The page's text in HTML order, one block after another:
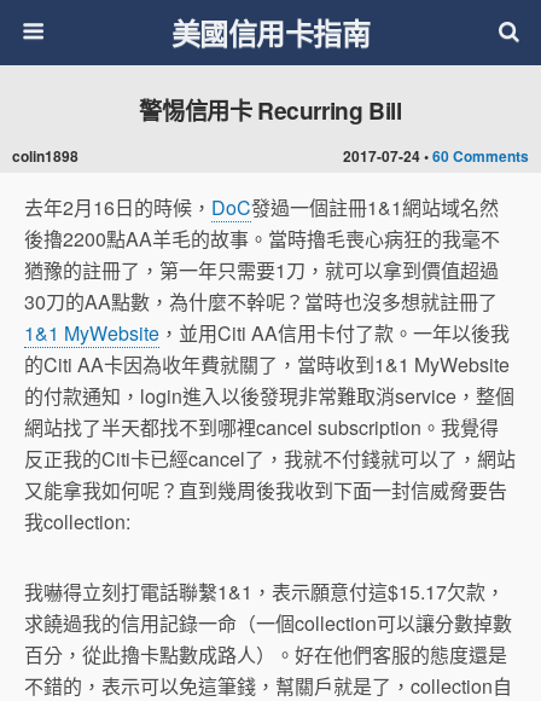
美國信用卡指南
2017-07-24 •60 Comments
警惕信用卡 Recurring Bill
colin1898
去年2月16日的時候， DoC發過一個註冊1&1網站域名然
後擼2200點AA羊毛的故事。當時擼毛喪心病狂的我毫不
猶豫的註冊了，第一年只需要1刀，就可以拿到價值超過
30刀的AA點數，為什麼不幹呢？當時也沒多想就註冊了
1&1 MyWebsite ，並用Citi AA信用卡付了款。一年以後我
的Citi AA卡因為收年費就關了，當時收到1&1 MyWebsite
的付款通知，login進入以後發現非常難取消service，整個
網站找了半天都找不到哪裡cancel subscription。我覺得
反正我的Citi卡已經cancel了，我就不付錢就可以了，網站
又能拿我如何呢？直到幾周後我收到下面一封信威脅要告
我collection:
我嚇得立刻打電話聯繫1&1，表示願意付這$15.17欠款，
求饒過我的信用記錄一命（一個collection可以讓分數掉數
百分，從此擼卡點數成路人）。好在他們客服的態度還是
不錯的，表示可以免這筆錢，幫關戶就是了，collection自